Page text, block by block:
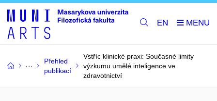
EN
Přehled
publikací
Vstříc klinické praxi: Současné limity
výzkumu umělé inteligence ve
zdravotnictví